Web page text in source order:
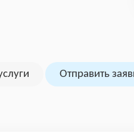
Отправить